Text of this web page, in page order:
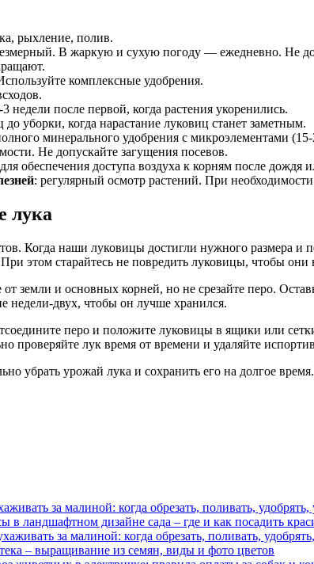
рыхление, полив.
В жаркую и сухую погоду — ежедневно. Не
комплексные удобрения.
недели после первой, когда растения укоренились.
уборки, когда нарастание луковиц станет заметным.
минерального удобрения с микроэлементами
Не допускайте загущения посевов.
обеспечения доступа воздуха к корням после дождя
: регулярный осмотр растений. При
лука
Когда наши луковицы достигли нужного размера и
этом старайтесь не повредить луковицы, чтобы они
земли и основных корней, но не срезайте перо.
недели-двух, чтобы он лучше хранился.
перо и положите луковицы в ящики или
проверяйте лук время от времени и удаляйте
убрать урожай лука и сохранить его на долгое
за малиной: когда обрезать, поливать,
в ландшафтном дизайне сада – где и как посадить
за малиной: когда обрезать, поливать,
– выращивание из семян, виды и фото цветов